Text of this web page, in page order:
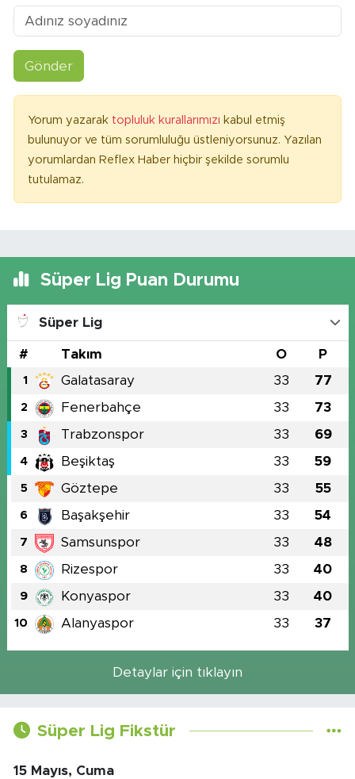
Gönder
Yorum yazarak topluluk kurallarımızı kabul etmiş
bulunuyor ve tüm sorumluluğu üstleniyorsunuz. Yazılan
yorumlardan Reflex Haber hiçbir şekilde sorumlu
tutulamaz.
Süper Lig Puan Durumu
Süper Lig
# Takım O P
1 Galatasaray 33 77
2 Fenerbahçe 33 73
3 Trabzonspor 33 69
4 Beşiktaş 33 59
5 Göztepe 33 55
6 Başakşehir 33 54
7 Samsunspor 33 48
8 Rizespor 33 40
9 Konyaspor 33 40
10 Alanyaspor 33 37
Detaylar için tıklayın
Süper Lig Fikstür
15 Mayıs, Cuma